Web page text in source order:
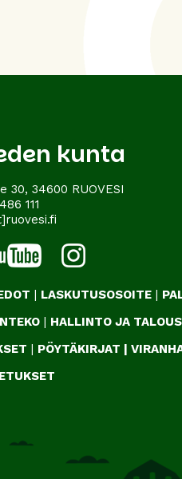
kunta
30, 34600 RUOVESI
111
| LASKUTUSOSOITE |
| HALLINTO JA TALOUS
| PÖYTÄKIRJAT |